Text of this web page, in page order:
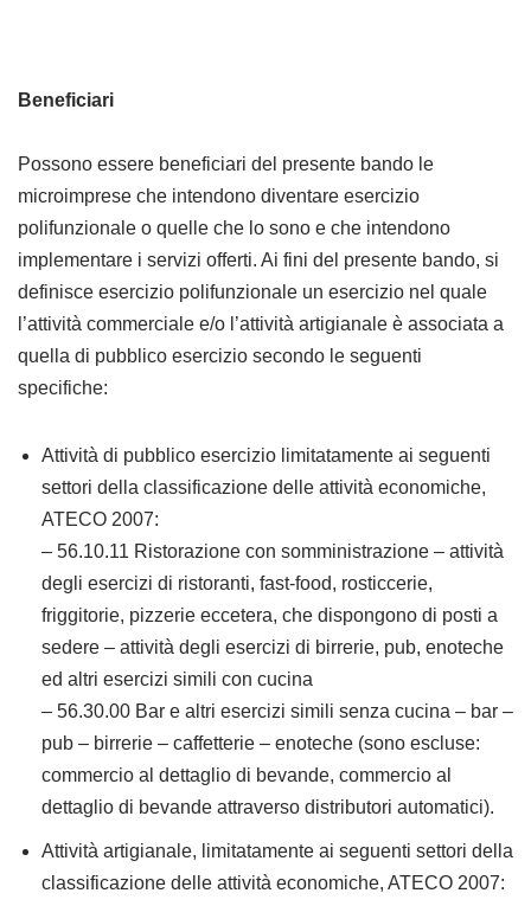
Beneficiari
Possono essere beneficiari del presente bando le
microimprese che intendono diventare esercizio
polifunzionale o quelle che lo sono e che intendono
implementare i servizi offerti. Ai fini del presente bando, si
definisce esercizio polifunzionale un esercizio nel quale
l’attività commerciale e/o l’attività artigianale è associata a
quella di pubblico esercizio secondo le seguenti
specifiche:
Attività di pubblico esercizio limitatamente ai seguenti
settori della classificazione delle attività economiche,
ATECO 2007:
– 56.10.11 Ristorazione con somministrazione – attività
degli esercizi di ristoranti, fast-food, rosticcerie,
friggitorie, pizzerie eccetera, che dispongono di posti a
sedere – attività degli esercizi di birrerie, pub, enoteche
ed altri esercizi simili con cucina
– 56.30.00 Bar e altri esercizi simili senza cucina – bar –
pub – birrerie – caffetterie – enoteche (sono escluse:
commercio al dettaglio di bevande, commercio al
dettaglio di bevande attraverso distributori automatici).
Attività artigianale, limitatamente ai seguenti settori della
classificazione delle attività economiche, ATECO 2007: